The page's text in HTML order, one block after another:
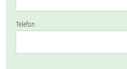
Telefon